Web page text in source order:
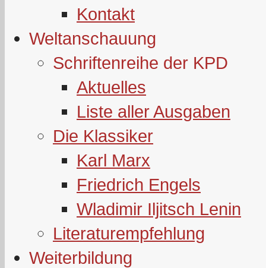
Kontakt
Weltanschauung
Schriftenreihe der KPD
Aktuelles
Liste aller Ausgaben
Die Klassiker
Karl Marx
Friedrich Engels
Wladimir Iljitsch Lenin
Literaturempfehlung
Weiterbildung